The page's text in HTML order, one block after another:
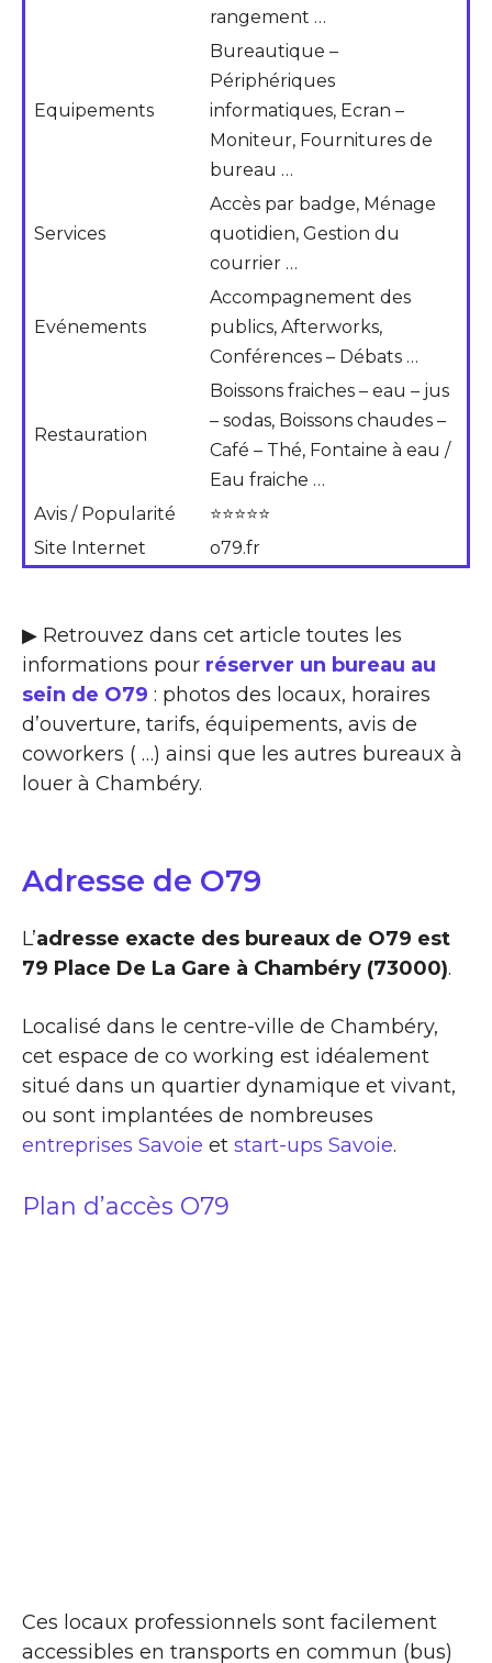
rangement …
Equipements
Bureautique –
Périphériques
informatiques, Ecran –
Moniteur, Fournitures de
bureau …
Services
Accès par badge, Ménage
quotidien, Gestion du
courrier …
Evénements
Accompagnement des
publics, Afterworks,
Conférences – Débats …
Restauration
Boissons fraiches – eau – jus
– sodas, Boissons chaudes –
Café – Thé, Fontaine à eau /
Eau fraiche …
Avis / Popularité
⭐⭐⭐⭐⭐
Site Internet
o79.fr
▶ Retrouvez dans cet article toutes les
informations pour réserver un bureau au
sein de O79 : photos des locaux, horaires
d’ouverture, tarifs, équipements, avis de
coworkers ( …) ainsi que les autres bureaux à
louer à Chambéry.
Adresse de O79
L’adresse exacte des bureaux de O79 est
79 Place De La Gare à Chambéry (73000).
Localisé dans le centre-ville de Chambéry,
cet espace de co working est idéalement
situé dans un quartier dynamique et vivant,
ou sont implantées de nombreuses
entreprises Savoie et start-ups Savoie.
Plan d’accès O79
Ces locaux professionnels sont facilement
accessibles en transports en commun (bus)